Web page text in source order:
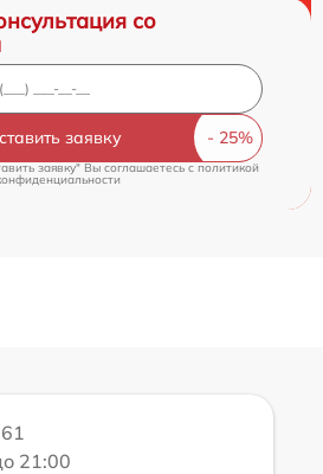
со
заявку
заявку" Вы соглашаетесь cполитикой
21:00